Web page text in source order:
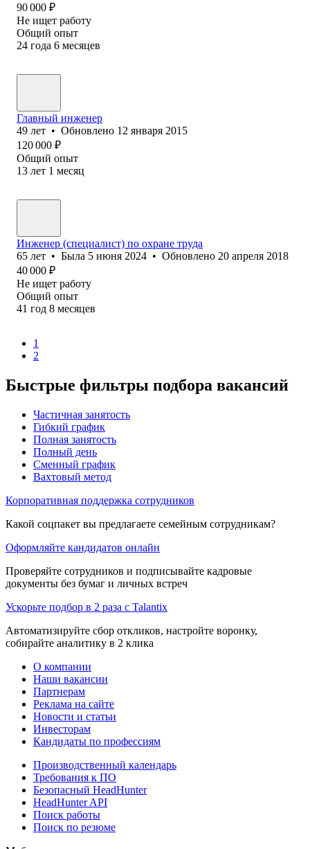
90 000 ₽
Не ищет работу
Общий опыт
24 года 6 месяцев
Главный инженер
49 лет • Обновлено 12 января 2015
120 000 ₽
Общий опыт
13 лет 1 месяц
Инженер (специалист) по охране труда
65 лет • Была 5 июня 2024 • Обновлено 20 апреля 2018
40 000 ₽
Не ищет работу
Общий опыт
41 год 8 месяцев
1
2
Быстрые фильтры подбора вакансий
Частичная занятость
Гибкий график
Полная занятость
Полный день
Сменный график
Вахтовый метод
Корпоративная поддержка сотрудников
Какой соцпакет вы предлагаете семейным сотрудникам?
Оформляйте кандидатов онлайн
Проверяйте сотрудников и подписывайте кадровые
документы без бумаг и личных встреч
Ускорьте подбор в 2 раза с Talantix
Автоматизируйте сбор откликов, настройте воронку,
собирайте аналитику в 2 клика
О компании
Наши вакансии
Партнерам
Реклама на сайте
Новости и статьи
Инвесторам
Кандидаты по профессиям
Производственный календарь
Требования к ПО
Безопасный HeadHunter
HeadHunter API
Поиск работы
Поиск по резюме